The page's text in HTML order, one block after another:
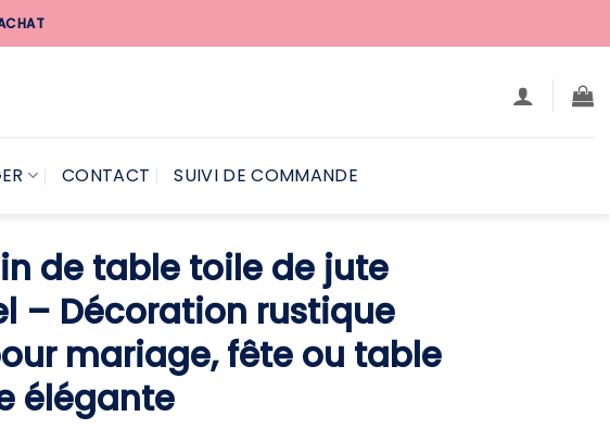
CONTACT SUIVI DE COMMANDE
de table toile de jute
– Décoration rustique
mariage, fête ou table
élégante